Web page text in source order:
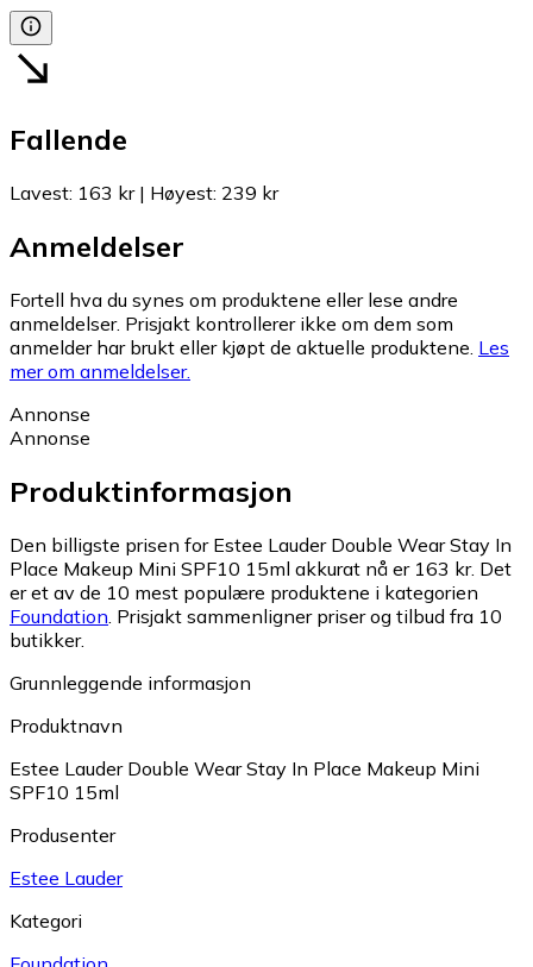
Fallende
Lavest: 163 kr| Høyest: 239 kr
Anmeldelser
Fortell hva du synes om produktene eller lese andre
anmeldelser. Prisjakt kontrollerer ikke om dem som
anmelder har brukt eller kjøpt de aktuelle produktene. Les
mer om anmeldelser.
Annonse
Annonse
Produktinformasjon
Den billigste prisen for Estee Lauder Double Wear Stay In
Place Makeup Mini SPF10 15ml akkurat nå er 163 kr. Det
er et av de 10 mest populære produktene i kategorien
Foundation Prisjakt sammenligner priser og tilbud fra 10
butikker.
Grunnleggende informasjon
Produktnavn
Estee Lauder Double Wear Stay In Place Makeup Mini
SPF10 15ml
Produsenter
Estee Lauder
Kategori